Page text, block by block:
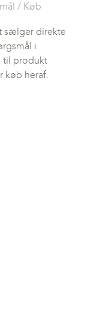
/ Køb
sælger direkte
i
til produkt
køb heraf.